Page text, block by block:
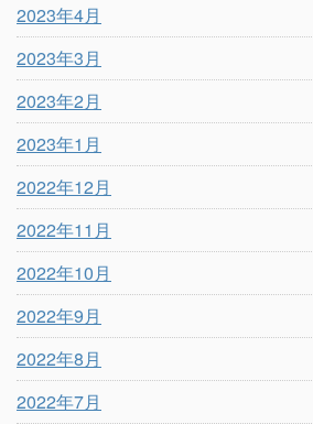
2023年4月
2023年3月
2023年2月
2023年1月
2022年12月
2022年11月
2022年10月
2022年9月
2022年8月
2022年7月